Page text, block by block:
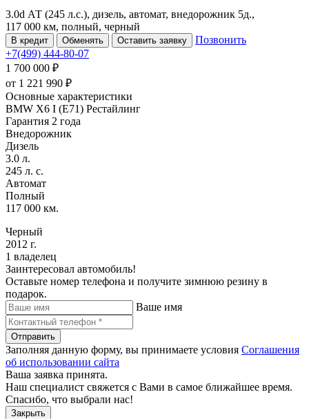
3.0d АТ (245 л.с.), дизель, автомат, внедорожник 5д.,
117 000 км, полный, черный
В кредит Обменять Оставить заявку
Позвонить
+7(499) 444-80-07
1 700 000 ₽
от 1 221 990 ₽
Основные характеристики
BMW X6 I (E71) Рестайлинг
Гарантия 2 года
Внедорожник
Дизель
3.0 л.
245 л. с.
Автомат
Полный
117 000 км.
Черный
2012 г.
1 владелец
Заинтересовал автомобиль!
Оставьте номер телефона и получите зимнюю резину в
подарок.
Ваше имя
Отправить
Заполняя данную форму, вы принимаете условия Соглашения
об использовании сайта
Ваша заявка принята.
Наш специалист свяжется с Вами в самое ближайшее время.
Спасибо, что выбрали нас!
Закрыть